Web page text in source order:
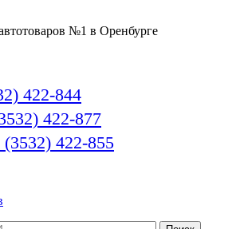
№1 в Оренбурге
422-844
422-877
(3532) 422-855